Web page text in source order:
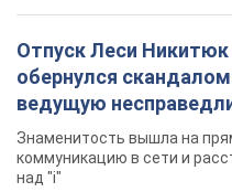
Отпуск Леси Никитюк
обернулся
ведущую
Знаменитость вышла на
коммуникацию в сети и
над "i"